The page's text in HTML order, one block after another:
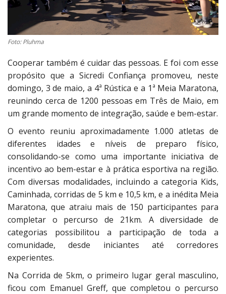
Foto: Pluhma
Cooperar também é cuidar das pessoas. E foi com esse
propósito que a Sicredi Confiança promoveu, neste
domingo, 3 de maio, a 4ª Rústica e a 1ª Meia Maratona,
reunindo cerca de 1200 pessoas em Três de Maio, em
um grande momento de integração, saúde e bem-estar.
O evento reuniu aproximadamente 1.000 atletas de
diferentes idades e níveis de preparo físico,
consolidando-se como uma importante iniciativa de
incentivo ao bem-estar e à prática esportiva na região.
Com diversas modalidades, incluindo a categoria Kids,
Caminhada, corridas de 5 km e 10,5 km, e a inédita Meia
Maratona, que atraiu mais de 150 participantes para
completar o percurso de 21km. A diversidade de
categorias possibilitou a participação de toda a
comunidade, desde iniciantes até corredores
experientes.
Na Corrida de 5km, o primeiro lugar geral masculino,
ficou com Emanuel Greff, que completou o percurso